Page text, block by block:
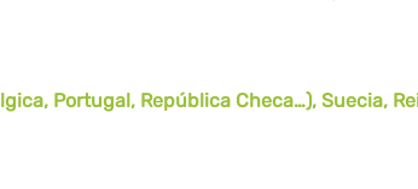
Portugal, República Checa…), Suecia,